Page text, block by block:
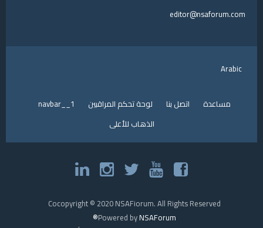
editor@nsaforum.com
Arabic
مساعدة اتصل بنا لوحة تحكم المراقبين
navbar__1
الذهاب للأعلى
Cocopyright © 2020 NSAFiorum. All Rights Reserved
Powered byNSAForum®